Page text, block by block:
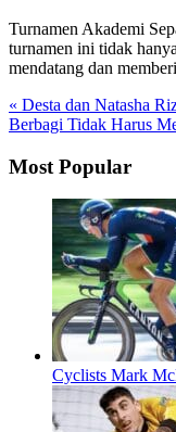
Turnamen Akademi
turnamen ini tidak
mendatang dan
« Desta dan Natasha
Berbagi Tidak Harus
Most Popular
Cyclists Mark